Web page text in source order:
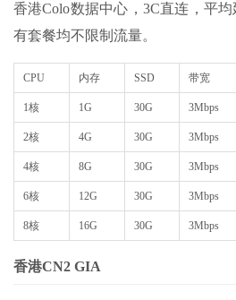
香港Colo数据中心，3C直连，平
有套餐均不限制流量。
CPU 内存 SSD 带宽
1核 1G 30G 3Mbps
2核 4G 30G 3Mbps
4核 8G 30G 3Mbps
6核 12G 30G 3Mbps
8核 16G 30G 3Mbps
香港CN2 GIA